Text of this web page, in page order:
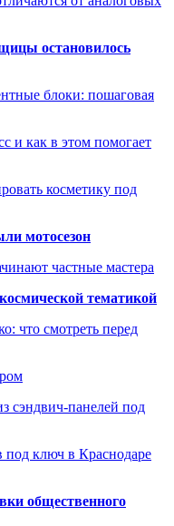
остановилось
блоки: пошаговая
и как в этом помогает
косметику под
мотосезон
частные мастера
тематикой
что смотреть перед
сэндвич-панелей под
под ключ в Краснодаре
общественного